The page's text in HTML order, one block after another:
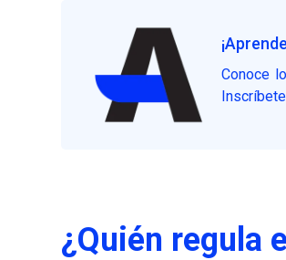
Conoce lo
¿Quién regula